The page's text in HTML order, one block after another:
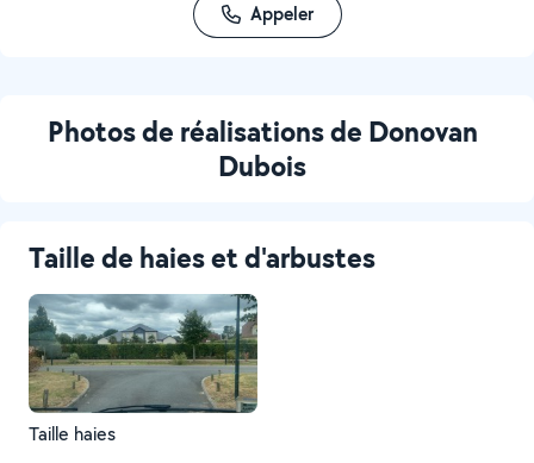
Appeler
Photos de réalisations de Donovan
Dubois
Taille de haies et d'arbustes
Taille haies